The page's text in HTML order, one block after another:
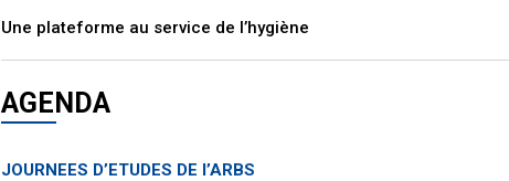
Une plateforme au service de l’hygiène
AGENDA
JOURNEES D’ETUDES DE l’ARBS